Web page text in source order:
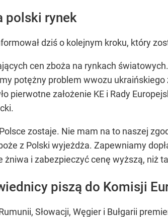
polski rynek
dziś o kolejnym kroku, który
cen zboża na rynkach
potężny problem wwozu
pierwotne założenie KE i Rady
zostaje. Nie mam na to naszej
z Polski wyjeżdża. Zapewniamy
i zabezpieczyć cenę wyższą, niż
piszą do Komisji
Słowacji, Węgier i Bułgarii